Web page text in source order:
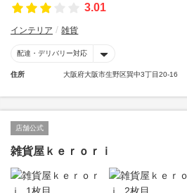
3.01
インテリア 雑貨
配達・デリバリー対応
住所 大阪府大阪市生野区巽中3丁目20-16
店舗公式
雑貨屋ｋｅｒｏｒｉ